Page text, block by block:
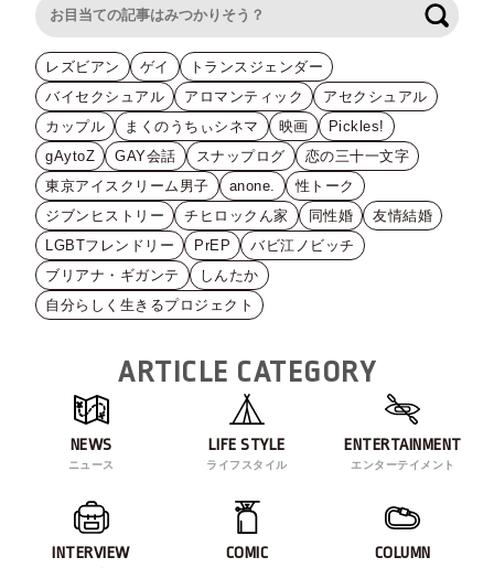
レズビアン ゲイ
トランスジェンダー
バイセクシュアル
アロマンティック
アセクシュアル
カップル
まくのうちぃシネマ 映画
Pickles!
gAytoZ
GAY会話 スナップログ
恋の三十一文字
東京アイスクリーム男子
anone.
性トーク
ジブンヒストリー
チヒロックん家 同性婚
友情結婚
LGBTフレンドリー
PrEP
バビ江ノビッチ
ブリアナ・ギガンテ
しんたか
自分らしく生きるプロジェクト
ARTICLE CATEGORY
NEWS
ニュース
LIFE STYLE
ライフスタイル
ENTERTAINMENT
エンターテイメント
INTERVIEW COMIC COLUMN